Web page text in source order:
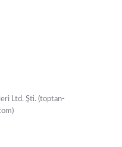
Ltd. Şti. (toptan-